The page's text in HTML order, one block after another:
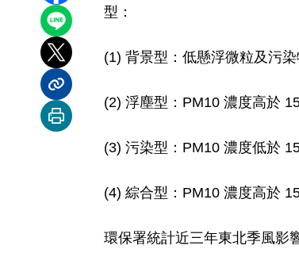
分享到 LINE
分享到 X
分享內容連結
列印本頁
型：
(1) 背景型：低懸浮微粒及污
(2) 浮塵型：PM10 濃度高於
(3) 污染型：PM10 濃度低於
(4) 綜合型：PM10 濃度高於
環保署統計近三年東北季風影